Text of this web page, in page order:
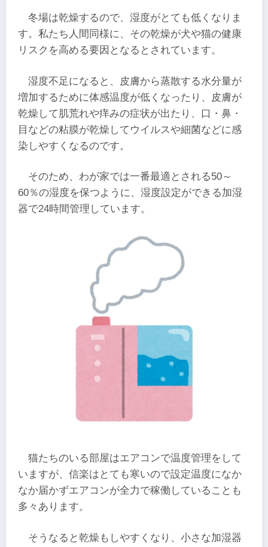
冬場は乾燥するので、湿度がとても低くなりま
す。私たち人間同様に、その乾燥が犬や猫の健康
リスクを高める要因となるとされています。
湿度不足になると、皮膚から蒸散する水分量が
増加するために体感温度が低くなったり、皮膚が
乾燥して肌荒れや痒みの症状が出たり、口・鼻・
目などの粘膜が乾燥してウイルスや細菌などに感
染しやすくなるのです。
そのため、わが家では一番最適とされる50～
60％の湿度を保つように、湿度設定ができる加湿
器で24時間管理しています。
猫たちのいる部屋はエアコンで温度管理をして
いますが、信楽はとても寒いので設定温度になか
なか届かずエアコンが全力で稼働していることも
多々あります。
そうなると乾燥もしやすくなり、小さな加湿器